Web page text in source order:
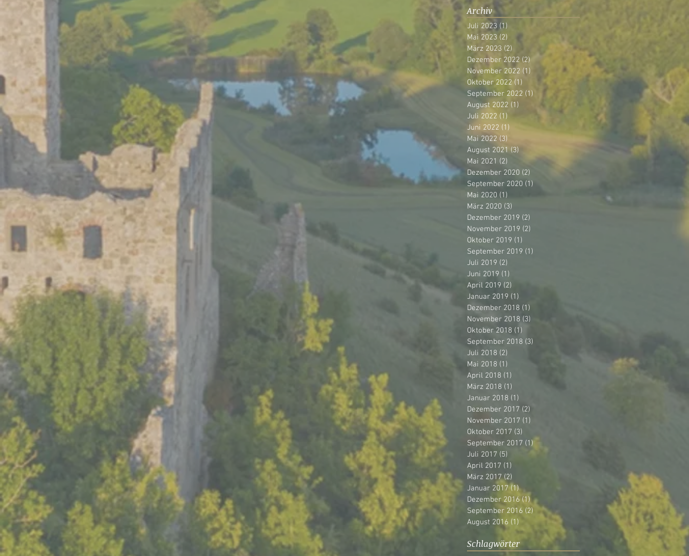
Archiv
Juli 2023 (1) 1 Beitrag
Mai 2023 (2)
März 2023 (2)
Dezember 2022 (2)2 Beiträge
November 2022 (1)
Oktober 2022 (1) 1 Beitrag
September 2022 (1)
August 2022 (1) 1 Beitrag
Juli 2022 (1)
Juni 2022 (1)
Mai 2022 (3)
August 2021 (3)
Mai 2021 (2) 2 Beiträge
Dezember 2020 (2)
September 2020 (1)
Mai 2020 (1)
März 2020 (3)
Dezember 2019 (2)
November 2019 (2)
Oktober 2019 (1)
September 2019 (1)
Juli 2019 (2)
Juni 2019 (1)
April 2019 (2)
Januar 2019 (1)
Dezember 2018 (1)
November 2018 (3)
Oktober 2018 (1)
September 2018 (3)
Juli 2018 (2)
Mai 2018 (1)
April 2018 (1)
März 2018 (1)
Januar 2018 (1)
Dezember 2017 (2)
November 2017 (1)
Oktober 2017 (3)
September 2017 (1)
Juli 2017 (5)
April 2017 (1)
März 2017 (2)
Januar 2017 (1)1 Beitrag
Dezember 2016 (1)1 Beitrag
September 2016 (2) 2 Beiträge
August 2016 (1) 1 Beitrag
Schlagwörter